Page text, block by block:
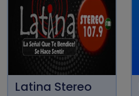
Latina Stereo